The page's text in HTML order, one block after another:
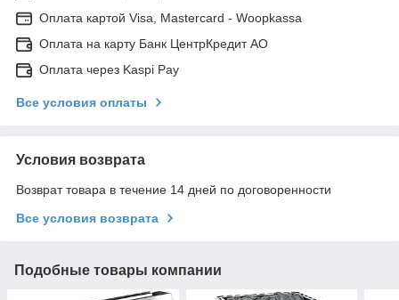
Оплата картой Visa, Mastercard - Woopkassa
Оплата на карту Банк ЦентрКредит АО
Оплата через Kaspi Pay
Все условия оплаты
Условия возврата
Возврат товара в течение 14 дней по договоренности
Все условия возврата
Подобные товары компании